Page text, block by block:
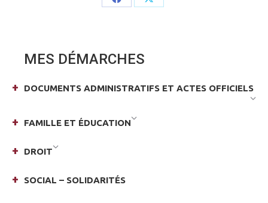
Share
Share
MES DÉMARCHES
DOCUMENTS ADMINISTRATIFS ET ACTES OFFICIELS
FAMILLE ET ÉDUCATION
DROIT
SOCIAL – SOLIDARITÉS